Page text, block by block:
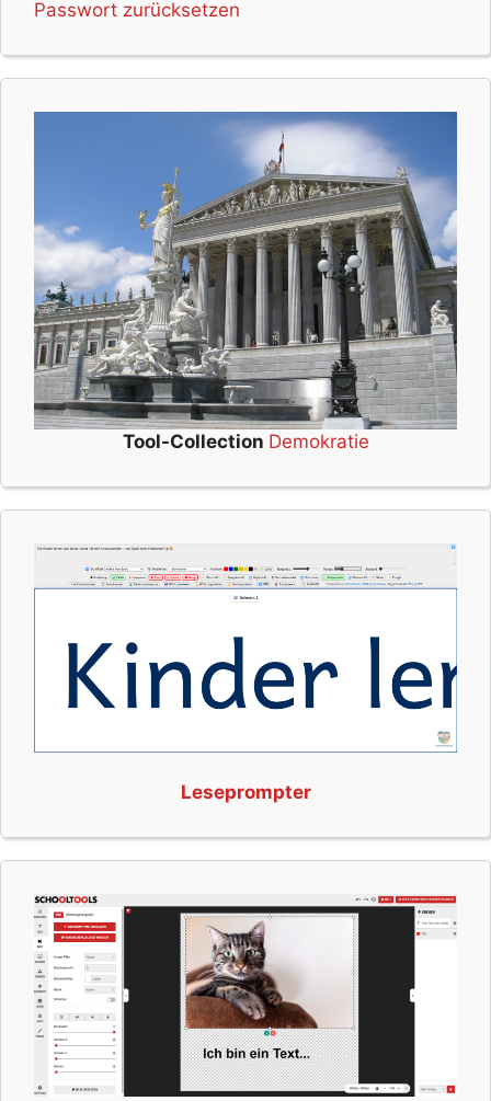
Passwort zurücksetzen
Tool-Collection Demokratie
Leseprompter